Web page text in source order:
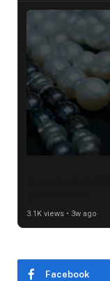
3.1K views • 3w ago
Facebook